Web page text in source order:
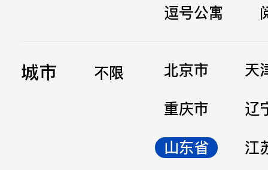
逗号公寓
城市 不限 北京市
天
重庆市
辽
山东省
江
立即提交